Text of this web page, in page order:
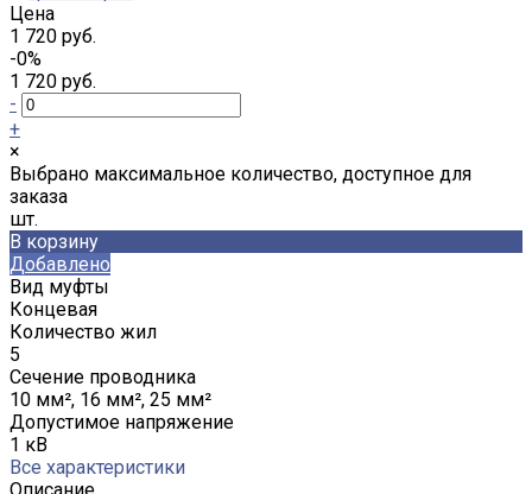
Цена
1 720 руб.
-0%
1 720 руб.
-
+
×
Выбрано максимальное количество, доступное для
заказа
шт.
В корзину
Добавлено
Вид муфты
Концевая
Количество жил
5
Сечение проводника
10 мм², 16 мм², 25 мм²
Допустимое напряжение
1 кВ
Все характеристики